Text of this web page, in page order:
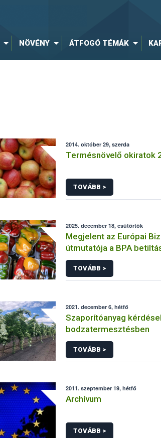
NÖVÉNY ÁTFOGÓ TÉMÁK
2014. október 29, szerda
Termésnövelő okiratok
TOVÁBB >
2025. december 18, csütörtök
Megjelent az Európai
útmutatója a BPA
kapcsolatban
TOVÁBB >
2021. december 6, hétfő
Szaporítóanyag
bodzatermesztésben
TOVÁBB >
2011. szeptember 19, hétfő
Archívum
TOVÁBB >